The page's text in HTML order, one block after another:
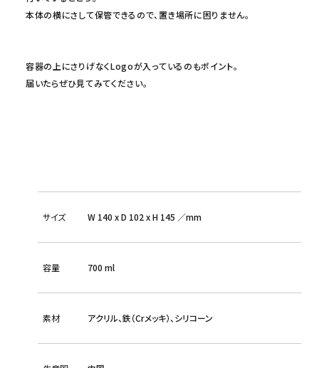
本体の横にさして保管できるので、置き場所に困りません。
容器の上にさりげなくLogoが入っているのもポイント。
届いたらぜひ見てみてください。
サイズ W 140 x D 102 x H 145 ／mm
容量 700 ml
素材 アクリル、鉄（Crメッキ）、シリコーン